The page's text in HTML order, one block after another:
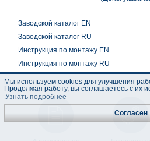
Заводской каталог EN
Заводской каталог RU
Инструкция по монтажу EN
Инструкция по монтажу RU
Мы используем cookies для улучшения
Продолжая работу, вы соглашаетесь с их
Узнать подробнее
Согласен